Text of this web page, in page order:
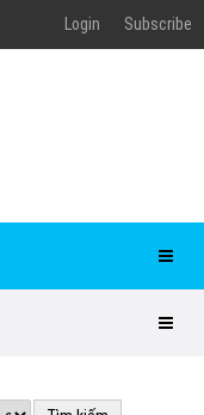
Login Subscribe